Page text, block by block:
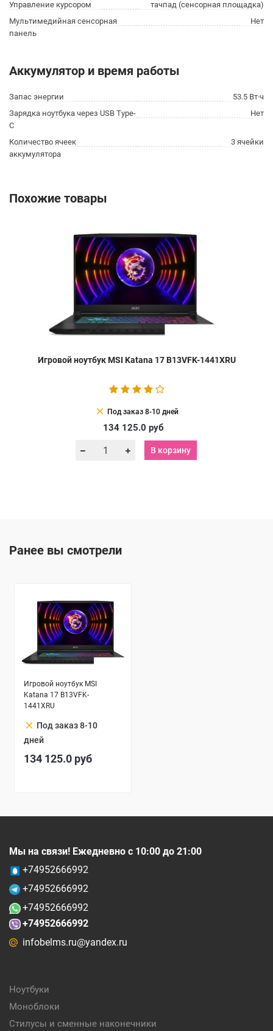
Управление курсором
тачпад (сенсорная площадка)
Мультимедийная сенсорная
панель
Нет
Аккумулятор и время работы
Запас энергии
53.5 Вт·ч
Зарядка ноутбука через USB Type-
C
Нет
Количество ячеек
аккумулятора
3 ячейки
Похожие товары
Игровой ноутбук MSI Katana 17 B13VFK-1441XRU
clear Под заказ 8-10 дней
134 125.0 руб
В корзину
Ранее вы смотрели
Игровой ноутбук MSI
Katana 17 B13VFK-
1441XRU
clear Под заказ 8-10
дней
134 125.0 руб
Мы на связи! Ежедневно с 10:00 до 21:00
+74952666992
+74952666992
+74952666992
+74952666992
infobelms.ru@yandex.ru
Ноутбуки
Моноблоки
Стилусы и сменные наконечники